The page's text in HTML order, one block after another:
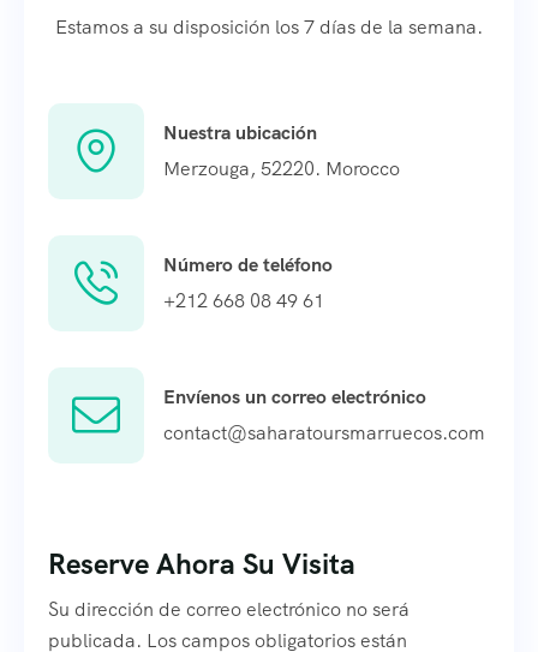
Estamos a su disposición los 7 días de la semana.
Nuestra ubicación
Merzouga, 52220. Morocco
Número de teléfono
+212 668 08 49 61
Envíenos un correo electrónico
contact@saharatoursmarruecos.com
Reserve Ahora Su Visita
Su dirección de correo electrónico no será
publicada. Los campos obligatorios están